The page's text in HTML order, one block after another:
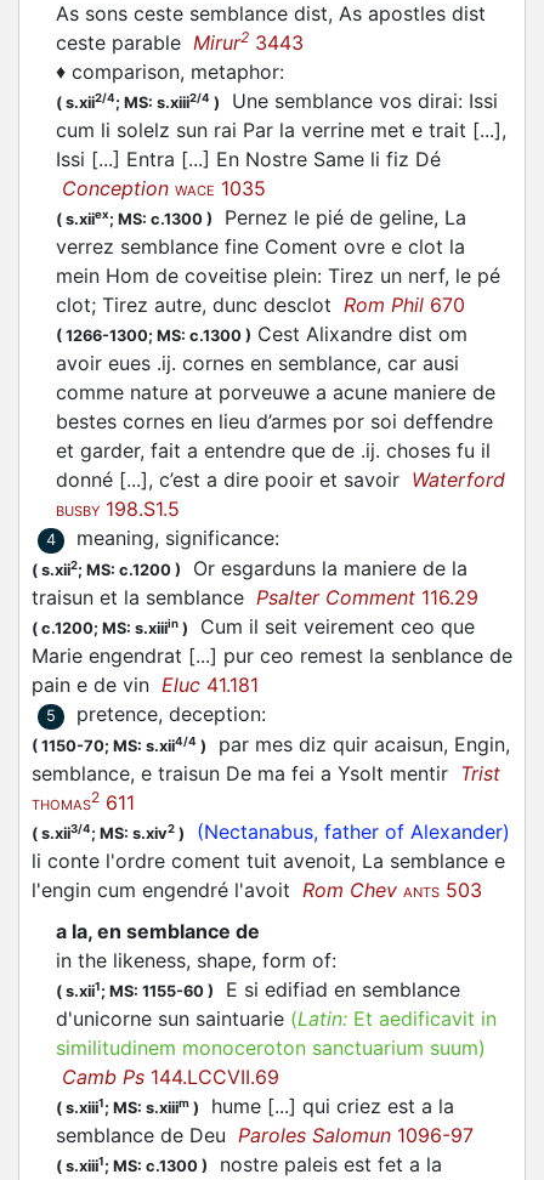
As sons ceste semblance dist, As apostles dist
ceste parable Mirur2 3443
♦ comparison, metaphor:
( s.xii2/4; MS: s.xiii2/4 )
Une semblance vos dirai: Issi
cum li solelz sun rai Par la verrine met e trait [...],
Issi [...] Entra [...] En Nostre Same li fiz Dé
Conception WACE 1035
( s.xiiex; MS: c.1300 )
Pernez le pié de geline, La
verrez semblance fine Coment ovre e clot la
mein Hom de coveitise plein: Tirez un nerf, le pé
clot; Tirez autre, dunc desclot Rom Phil 670
( 1266-1300; MS: c.1300 ) Cest Alixandre dist om
avoir eues .ij. cornes en semblance, car ausi
comme nature at porveuwe a acune maniere de
bestes cornes en lieu d’armes por soi deffendre
et garder, fait a entendre que de .ij. choses fu il
donné [...], c’est a dire pooir et savoir Waterford
BUSBY 198.S1.5
4 meaning, significance:
( s.xii2; MS: c.1200 )
Or esgarduns la maniere de la
traisun et la semblance Psalter Comment 116.29
( c.1200; MS: s.xiiiin )
Cum il seit veirement ceo que
Marie engendrat [...] pur ceo remest la senblance de
pain e de vin Eluc 41.181
5 pretence, deception:
( 1150-70; MS: s.xii4/4 )
par mes diz quir acaisun, Engin,
semblance, e traisun De ma fei a Ysolt mentir Trist
THOMAS2 611
( s.xii3/4; MS: s.xiv2 )
(Nectanabus, father of Alexander)
li conte l'ordre coment tuit avenoit, La semblance e
l'engin cum engendré l'avoit Rom Chev ANTS 503
a la, en semblance de
in the likeness, shape, form of:
( s.xii1 ; MS: 1155-60 )
E si edifiad en semblance
d'unicorne sun saintuarie (Latin: Et aedificavit in
similitudinem monoceroton sanctuarium suum)
Camb Ps 144.LCCVII.69
( s.xiii1 ; MS: s.xiiim )
hume [...] qui criez est a la
semblance de Deu Paroles Salomun 1096-97
( s.xiii1 ; MS: c.1300 )
nostre paleis est fet a la